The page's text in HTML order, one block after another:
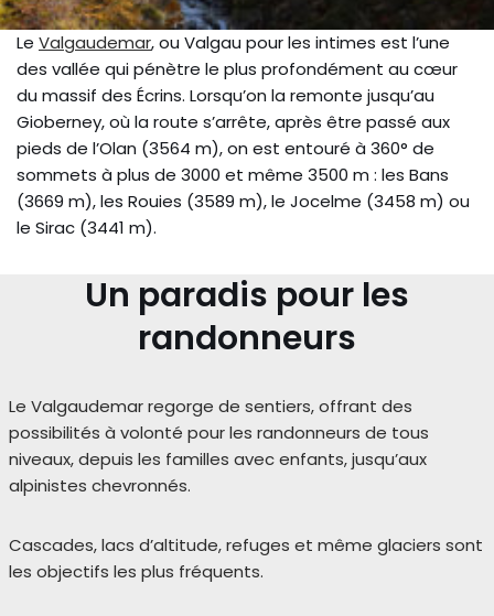
Le Valgaudemar, ou Valgau pour les intimes est l’une
des vallée qui pénètre le plus profondément au cœur
du massif des Écrins. Lorsqu’on la remonte jusqu’au
Gioberney, où la route s’arrête, après être passé aux
pieds de l’Olan (3564 m), on est entouré à 360° de
sommets à plus de 3000 et même 3500 m : les Bans
(3669 m), les Rouies (3589 m), le Jocelme (3458 m) ou
le Sirac (3441 m).
Un paradis pour les
randonneurs
Le Valgaudemar regorge de sentiers, offrant des
possibilités à volonté pour les randonneurs de tous
niveaux, depuis les familles avec enfants, jusqu’aux
alpinistes chevronnés.
Cascades, lacs d’altitude, refuges et même glaciers sont
les objectifs les plus fréquents.